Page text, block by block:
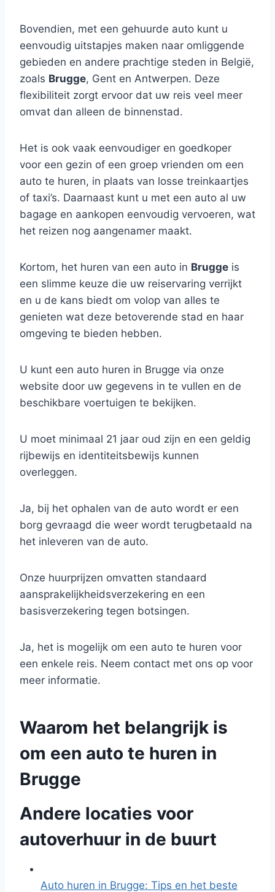
Bovendien, met een gehuurde auto kunt u
eenvoudig uitstapjes maken naar omliggende
gebieden en andere prachtige steden in België,
zoals Brugge, Gent en Antwerpen. Deze
flexibiliteit zorgt ervoor dat uw reis veel meer
omvat dan alleen de binnenstad.
Het is ook vaak eenvoudiger en goedkoper
voor een gezin of een groep vrienden om een
auto te huren, in plaats van losse treinkaartjes
of taxi’s. Daarnaast kunt u met een auto al uw
bagage en aankopen eenvoudig vervoeren, wat
het reizen nog aangenamer maakt.
Kortom, het huren van een auto in Brugge is
een slimme keuze die uw reiservaring verrijkt
en u de kans biedt om volop van alles te
genieten wat deze betoverende stad en haar
omgeving te bieden hebben.
U kunt een auto huren in Brugge via onze
website door uw gegevens in te vullen en de
beschikbare voertuigen te bekijken.
U moet minimaal 21 jaar oud zijn en een geldig
rijbewijs en identiteitsbewijs kunnen
overleggen.
Ja, bij het ophalen van de auto wordt er een
borg gevraagd die weer wordt terugbetaald na
het inleveren van de auto.
Onze huurprijzen omvatten standaard
aansprakelijkheidsverzekering en een
basisverzekering tegen botsingen.
Ja, het is mogelijk om een auto te huren voor
een enkele reis. Neem contact met ons op voor
meer informatie.
Waarom het belangrijk is
om een auto te huren in
Brugge
Andere locaties voor
autoverhuur in de buurt
Auto huren in Brugge: Tips en het beste